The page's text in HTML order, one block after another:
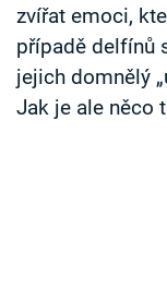
zvířat emoci,
případě delfínů
jejich domnělý
Jak je ale něco